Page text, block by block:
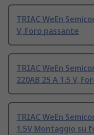
TRIAC WeEn
V, Foro passante
TRIAC WeEn
220AB 25 A 1.5 V,
TRIAC WeEn
1.5V Montaggio su